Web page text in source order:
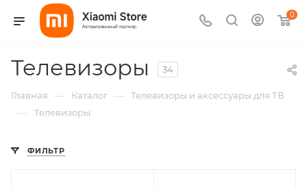
0
Телевизоры 34
Главная — Каталог — Телевизоры и аксессуары для ТВ
— Телевизоры
ФИЛЬТР